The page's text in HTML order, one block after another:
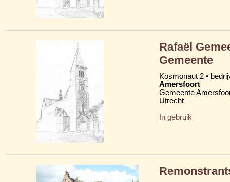
Rafaël
Gemeente
Kosmonaut 2 •
Amersfoort
Gemeente
Utrecht
In gebruik